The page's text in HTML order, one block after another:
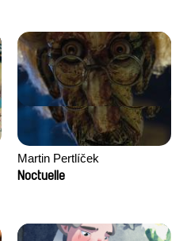
Martin Pertlíček
Noctuelle